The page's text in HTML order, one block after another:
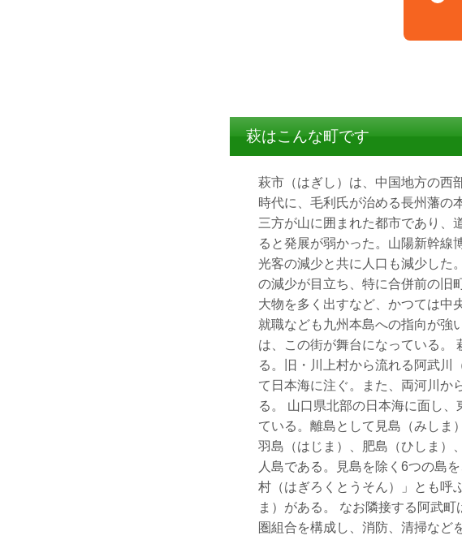
萩はこんな町です
萩市（はぎし）は、中国地方の西
時代に、毛利氏が治める長州藩の
三方が山に囲まれた都市であり、
ると発展が弱かった。山陽新幹線
光客の減少と共に人口も減少した
の減少が目立ち、特に合併前の旧
大物を多く出すなど、かつては中
就職なども九州本島への指向が強
は、この街が舞台になっている。
る。旧・川上村から流れる阿武川
て日本海に注ぐ。また、両河川か
る。 山口県北部の日本海に面し
ている。離島として見島（みしま
羽島（はじま）、肥島（ひしま）
人島である。見島を除く6つの島
村（はぎろくとうそん）」とも呼
ま）がある。 なお隣接する阿武
圏組合を構成し、消防、清掃など